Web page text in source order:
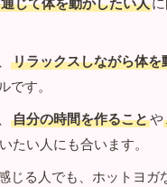
じて体を動かしたい人
リラックスしながら体を
です。
自分の時間を作ることや
たい人にも合います。
じる人でも、ホットヨガ